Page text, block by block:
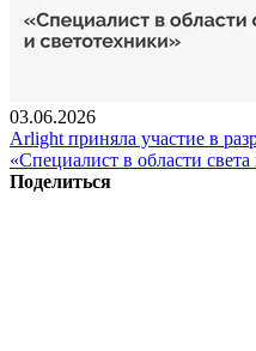
03.06.2026
Arlight приняла участие в
«Специалист в области
Поделиться